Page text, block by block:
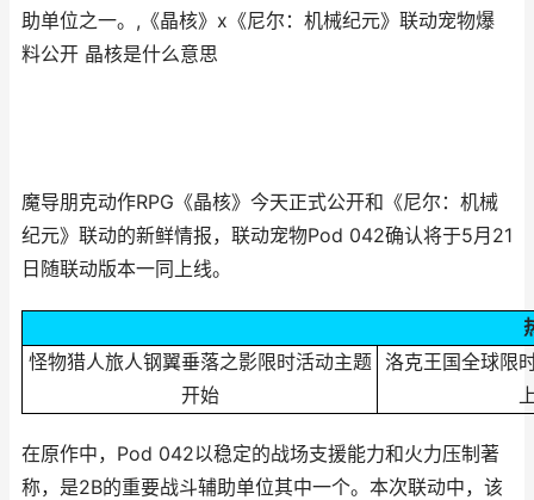
助单位之一。,《晶核》x《尼尔：机械纪元》联动宠物爆
料公开 晶核是什么意思
魔导朋克动作RPG《晶核》今天正式公开和《尼尔：机械
纪元》联动的新鲜情报，联动宠物Pod 042确认将于5月21
日随联动版本一同上线。
怪物猎人旅人钢翼垂落之影限时活动主题
开始
洛克王国全球限
在原作中，Pod 042以稳定的战场支援能力和火力压制著
称，是2B的重要战斗辅助单位其中一个。本次联动中，该